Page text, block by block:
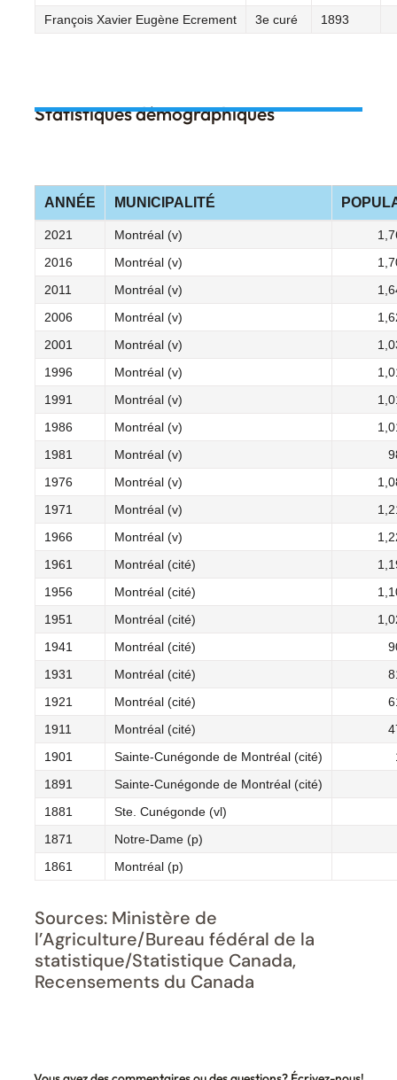
François Xavier Eugène Ecrement
3e curé 1893
Statistiques démographiques
ANNÉE MUNICIPALITÉ
2021 Montréal (v)
2016
Montréal (v)
2011
Montréal (v)
2006
Montréal (v)
2001
Montréal (v)
1996
Montréal (v)
1991
Montréal (v)
1986
Montréal (v)
1981
Montréal (v)
1976
Montréal (v)
1971
Montréal (v)
1966
Montréal (v)
1961
Montréal (cité)
1956
Montréal (cité)
1951
Montréal (cité)
1941
Montréal (cité)
1931
Montréal (cité)
1921
Montréal (cité)
1911
Montréal (cité)
1901
Sainte-Cunégonde de Montréal (cité)
1891
Sainte-Cunégonde de Montréal (cité)
1881
Ste. Cunégonde (vl)
1871
Notre-Dame (p)
1861
Montréal (p)
Sources: Ministère de
l’Agriculture/Bureau fédéral de la
statistique/Statistique Canada,
Recensements du Canada